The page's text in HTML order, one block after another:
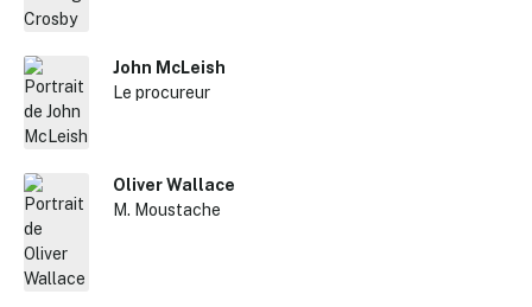
John McLeish
Le procureur
Oliver Wallace
M. Moustache